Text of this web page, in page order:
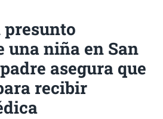
presunto
una niña en San
asegura que
recibir